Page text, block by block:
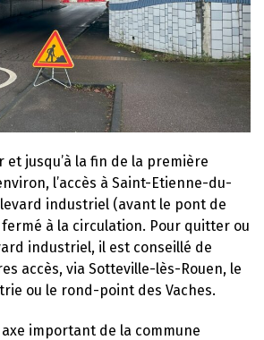
et jusqu’à la fin de la première
l’accès à Saint-Etienne-du-
industriel (avant le pont de
à la circulation. Pour quitter ou
industriel, il est conseillé de
accès, via Sotteville-lès-Rouen, le
ou le rond-point des Vaches.
important de la commune